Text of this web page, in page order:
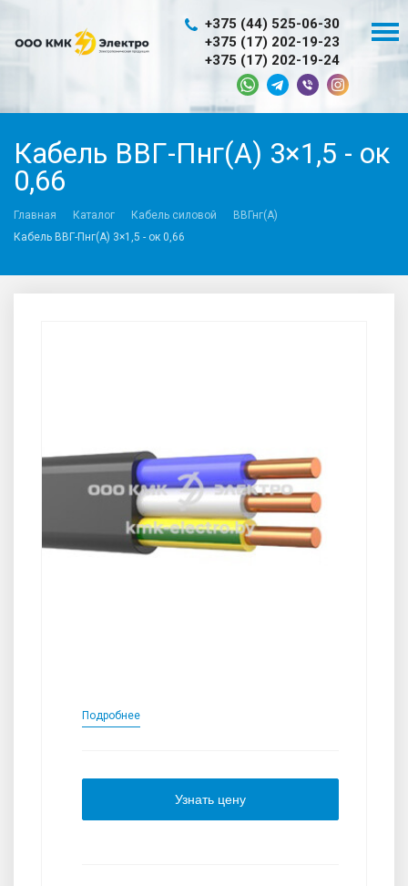
+375 (44) 525-06-30
+375 (17) 202-19-23
+375 (17) 202-19-24
Кабель ВВГ-Пнг(А) 3×1,5 - ок
0,66
Главная Каталог Кабель силовой
ВВГнг(A)
Кабель ВВГ-Пнг(А) 3×1,5 - ок 0,66
Подробнее
Узнать цену